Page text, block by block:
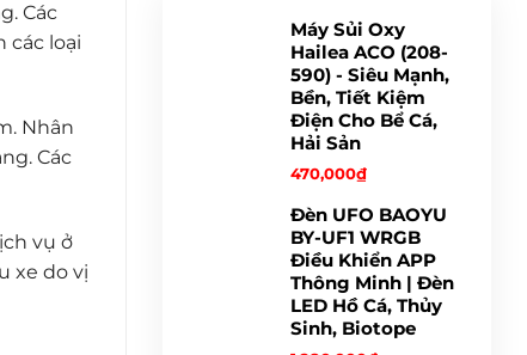
Các
các loại
Nhân
Các
vụ ở
xe do vị
Máy Sủi Oxy
Hailea ACO (208-
590) - Siêu Mạnh,
Bền, Tiết Kiệm
Điện Cho Bể Cá,
Hải Sản
470,000₫
Đèn UFO BAOYU
BY-UF1 WRGB
Điều Khiển APP
Thông Minh | Đèn
LED Hồ Cá, Thủy
Sinh, Biotope